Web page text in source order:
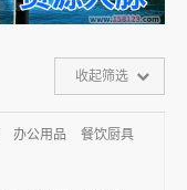
收起筛选
办公用品
餐饮厨具